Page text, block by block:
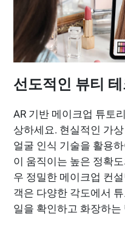
선도적인 뷰티
AR 기반 메이크업 튜토
상하세요. 현실적인 가
얼굴 인식 기술을 활용
이 움직이는 높은 정확
우 정밀한 메이크업 컨
객은 다양한 각도에서
일을 확인하고 화장하